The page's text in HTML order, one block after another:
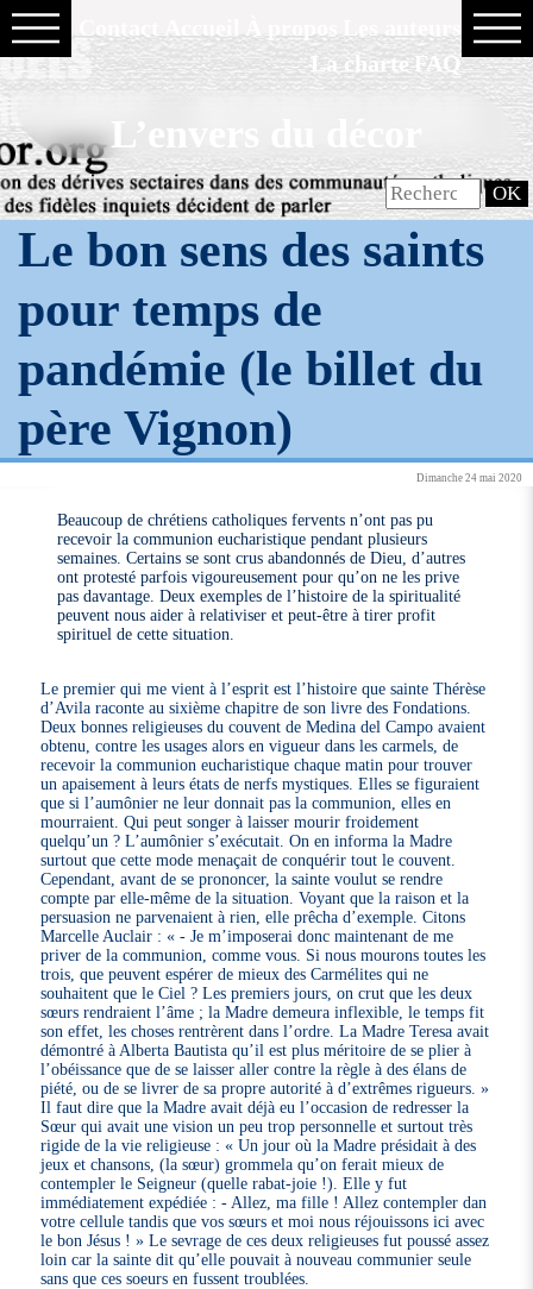
La charte FAQ
L’envers du décor
Le bon sens des saints
pour temps de
pandémie (le billet du
père Vignon)
Dimanche 24 mai 2020
Beaucoup de chrétiens catholiques fervents n’ont pas pu
recevoir la communion eucharistique pendant plusieurs
semaines. Certains se sont crus abandonnés de Dieu, d’autres
ont protesté parfois vigoureusement pour qu’on ne les prive
pas davantage. Deux exemples de l’histoire de la spiritualité
peuvent nous aider à relativiser et peut-être à tirer profit
spirituel de cette situation.
Le premier qui me vient à l’esprit est l’histoire que sainte Thérèse
d’Avila raconte au sixième chapitre de son livre des Fondations.
Deux bonnes religieuses du couvent de Medina del Campo avaient
obtenu, contre les usages alors en vigueur dans les carmels, de
recevoir la communion eucharistique chaque matin pour trouver
un apaisement à leurs états de nerfs mystiques. Elles se figuraient
que si l’aumônier ne leur donnait pas la communion, elles en
mourraient. Qui peut songer à laisser mourir froidement
quelqu’un ? L’aumônier s’exécutait. On en informa la Madre
surtout que cette mode menaçait de conquérir tout le couvent.
Cependant, avant de se prononcer, la sainte voulut se rendre
compte par elle-même de la situation. Voyant que la raison et la
persuasion ne parvenaient à rien, elle prêcha d’exemple. Citons
Marcelle Auclair : « - Je m’imposerai donc maintenant de me
priver de la communion, comme vous. Si nous mourons toutes les
trois, que peuvent espérer de mieux des Carmélites qui ne
souhaitent que le Ciel ? Les premiers jours, on crut que les deux
sœurs rendraient l’âme ; la Madre demeura inflexible, le temps fit
son effet, les choses rentrèrent dans l’ordre. La Madre Teresa avait
démontré à Alberta Bautista qu’il est plus méritoire de se plier à
l’obéissance que de se laisser aller contre la règle à des élans de
piété, ou de se livrer de sa propre autorité à d’extrêmes rigueurs. »
Il faut dire que la Madre avait déjà eu l’occasion de redresser la
Sœur qui avait une vision un peu trop personnelle et surtout très
rigide de la vie religieuse : « Un jour où la Madre présidait à des
jeux et chansons, (la sœur) grommela qu’on ferait mieux de
contempler le Seigneur (quelle rabat-joie !). Elle y fut
immédiatement expédiée : - Allez, ma fille ! Allez contempler dan
votre cellule tandis que vos sœurs et moi nous réjouissons ici avec
le bon Jésus ! » Le sevrage de ces deux religieuses fut poussé assez
loin car la sainte dit qu’elle pouvait à nouveau communier seule
sans que ces soeurs en fussent troublées.